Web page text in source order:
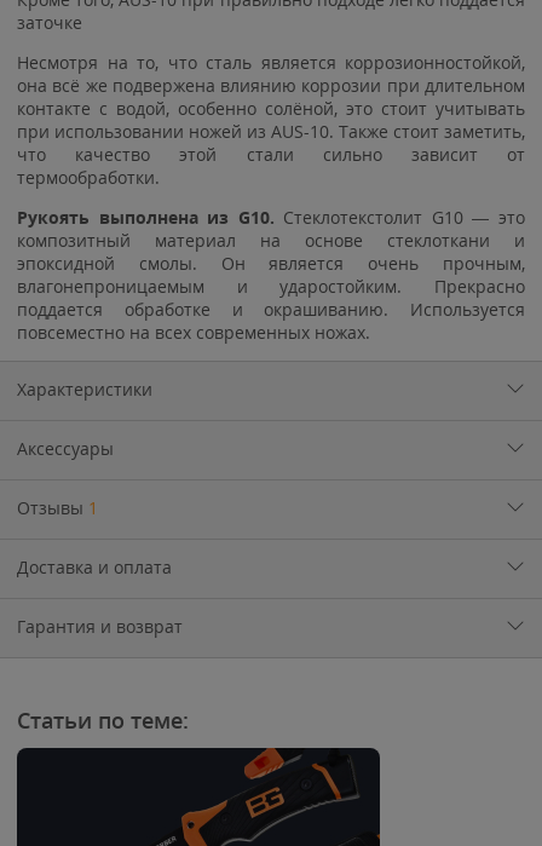
заточке
Несмотря на то, что сталь является коррозионностойкой,
она всё же подвержена влиянию коррозии при длительном
контакте с водой, особенно солёной, это стоит учитывать
при использовании ножей из AUS-10. Также стоит заметить,
что качество этой стали сильно зависит от
термообработки.
Рукоять выполнена из G10. Стеклотекстолит G10 — это
композитный материал на основе стеклоткани и
эпоксидной смолы. Он является очень прочным,
влагонепроницаемым и ударостойким. Прекрасно
поддается обработке и окрашиванию. Используется
повсеместно на всех современных ножах.
Характеристики
Аксессуары
Отзывы 1
Доставка и оплата
Гарантия и возврат
Статьи по теме: